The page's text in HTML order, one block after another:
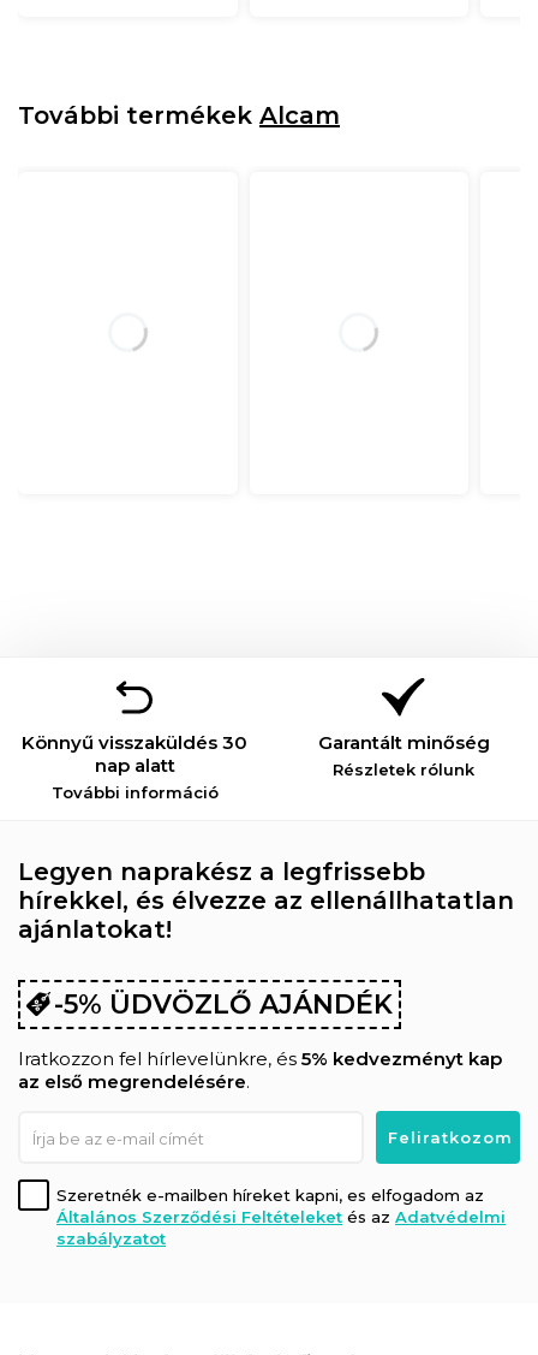
További termékek Alcam
Könnyű visszaküldés 30
nap alatt
További információ
Garantált minőség
Részletek rólunk
Legyen naprakész a legfrissebb
hírekkel, és élvezze az ellenállhatatlan
ajánlatokat!
-5% ÜDVÖZLŐ AJÁNDÉK
Iratkozzon fel hírlevelünkre, és 5% kedvezményt kap
az első megrendelésére.
Szeretnék e-mailben híreket kapni, es elfogadom az
Általános Szerződési Feltételeket és az Adatvédelmi
szabályzatot